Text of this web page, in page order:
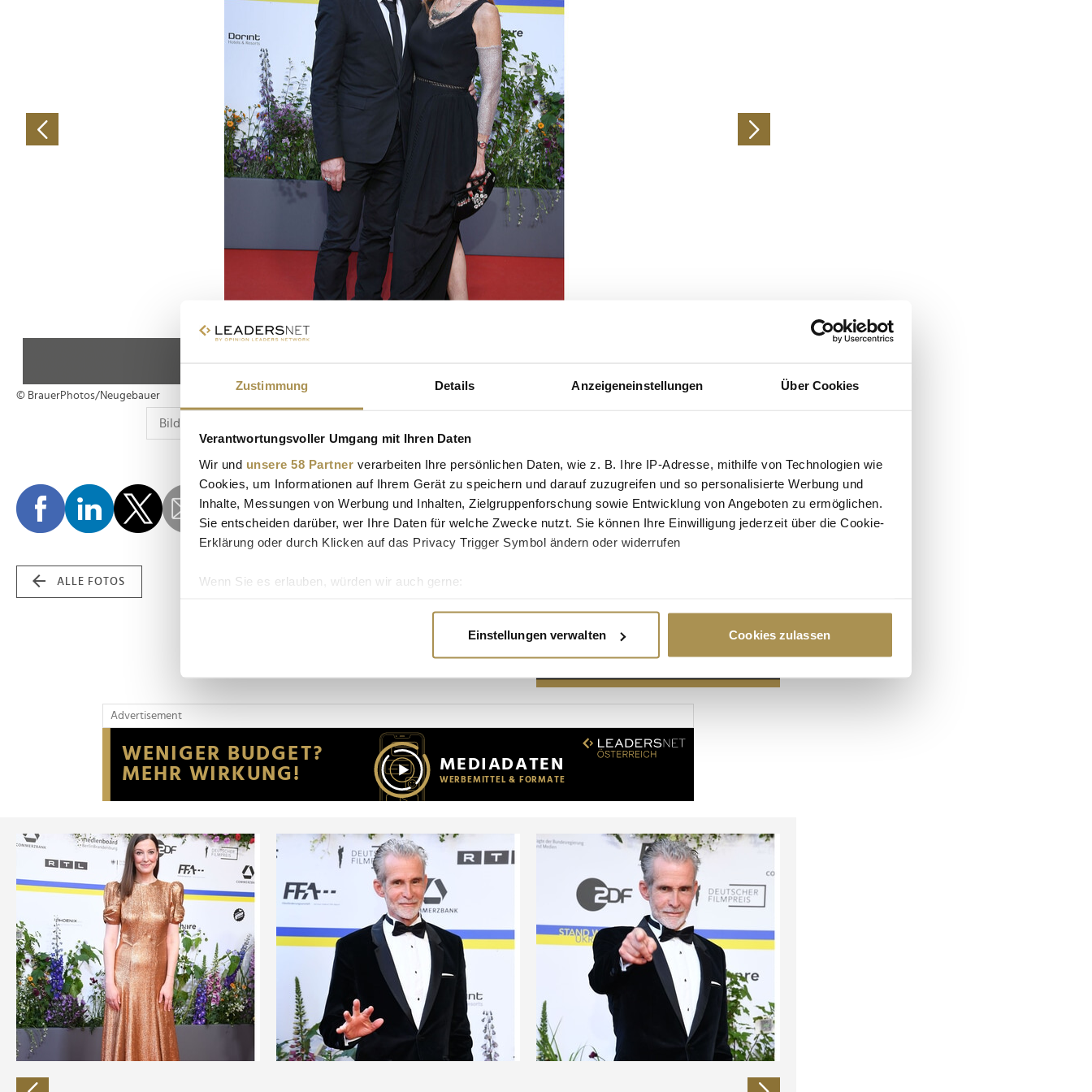
Zustimmung Details Anzeigeneinstellungen Über Cookies
Verantwortungsvoller Umgang mit Ihren Daten
Wir und unsere 58 Partner verarbeiten Ihre persönlichen Daten, wie z. B. Ihre IP-Adresse, mithilfe von Technologien wie
Cookies, um Informationen auf Ihrem Gerät zu speichern und darauf zuzugreifen und so personalisierte Werbung und
Inhalte, Messungen von Werbung und Inhalten, Zielgruppenforschung sowie Entwicklung von Angeboten zu ermöglichen.
Sie entscheiden darüber, wer Ihre Daten für welche Zwecke nutzt. Sie können Ihre Einwilligung jederzeit über die Cookie-
Erklärung oder durch Klicken auf das Privacy Trigger Symbol ändern oder widerrufen
Wenn Sie es erlauben, würden wir auch gerne:
Erfahren Sie mehr darüber, wie Ihre persönlichen Daten verarbeitet werden, und legen Sie Ihre Präferenzen im
Wir verwenden Cookies, um Inhalte und Anzeigen zu personalisieren, Funktionen für soziale Medien anbieten zu können
Website an unsere Partner für soziale Medien, Werbung und Analysen weiter. Unsere Partner führen diese Informationen
möglicherweise mit weiteren Daten zusammen, die Sie ihnen bereitgestellt haben oder die sie im Rahmen Ihrer Nutzung
der Dienste gesammelt haben.
Einstellungen verwalten Cookies zulassen
© BrauerPhotos/Neugebauer
ALLE FOTOS
Advertisement
Advertisement